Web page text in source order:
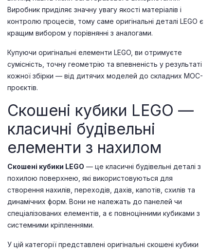
Виробник приділяє значну увагу якості матеріалів і
контролю процесів, тому саме оригінальні деталі LEGO є
кращим вибором у порівнянні з аналогами.
Купуючи оригінальні елементи LEGO, ви отримуєте
сумісність, точну геометрію та впевненість у результаті
кожної збірки — від дитячих моделей до складних MOC-
проєктів.
Скошені кубики LEGO —
класичні будівельні
елементи з нахилом
Скошені кубики LEGO — це класичні будівельні деталі з
похилою поверхнею, які використовуються для
створення нахилів, переходів, дахів, капотів, схилів та
динамічних форм. Вони не належать до панелей чи
спеціалізованих елементів, а є повноцінними кубиками з
системними кріпленнями.
У цій категорії представлені оригінальні скошені кубики